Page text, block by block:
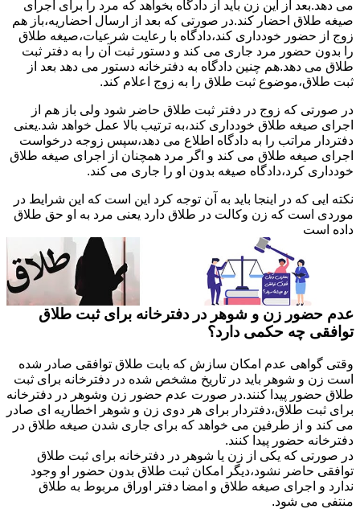
می دهد.بعد از این زن باید از دادگاه بخواهد که مرد را برای اجرای
صیغه طلاق احضار کند.در صورتی که بعد از ارسال احضاریه،باز هم
زوج از حضور خودداری کند،دادگاه با رعایت شرعیات،صیغه طلاق
را بدون حضور مرد جاری می کند و دستور ثبت آن را به دفتر ثبت
طلاق می دهد.هم چنین دادگاه به دفترخانه دستور می دهد بعد از
ثبت طلاق،موضوع ثبت طلاق را به زوج اعلام کند.
در صورتی که زوج در دفتر ثبت طلاق حاضر شود ولی باز هم از
اجرای صیغه طلاق خودداری کند،به ترتیب بالا عمل خواهد شد.یعنی
دفتردار مراتب را به دادگاه اطلاع می دهد،سپس زوجه درخواست
اجرای صیغه طلاق می کند و اگر مرد همچنان از اجرای صیغه طلاق
خودداری کرد،دادگاه صیغه بدون او را جاری می کند.
نکته ایی که در اینجا باید به آن توجه کرد این است که این شرایط در
موردی است که زن وکالت در طلاق دارد یعنی مرد به او حق طلاق
داده است
عدم حضور زن و شوهر در دفترخانه برای ثبت طلاق
توافقی چه حکمی دارد؟
وقتی گواهی عدم امکان سازش که بابت طلاق توافقی صادر شده
است زن و شوهر باید در تاریخ مشخص شده در دفترخانه برای ثبت
طلاق حضور پیدا کنند.در صورت عدم حضور زن وشوهر در دفترخانه
برای ثبت طلاق،دفتردار برای هر دوی زن و شوهر اخطاریه ای صادر
می کند و از طرفین می خواهد که برای جاری شدن صیغه طلاق در
دفترخانه حضور پیدا کنند.
در صورتی که یکی از زن یا شوهر در دفترخانه برای ثبت طلاق
توافقی حاضر نشود،دیگر امکان ثبت طلاق بدون حضور او وجود
ندارد و اجرای صیغه طلاق و امضا دفتر اوراق مربوط به طلاق
منتفی می شود.